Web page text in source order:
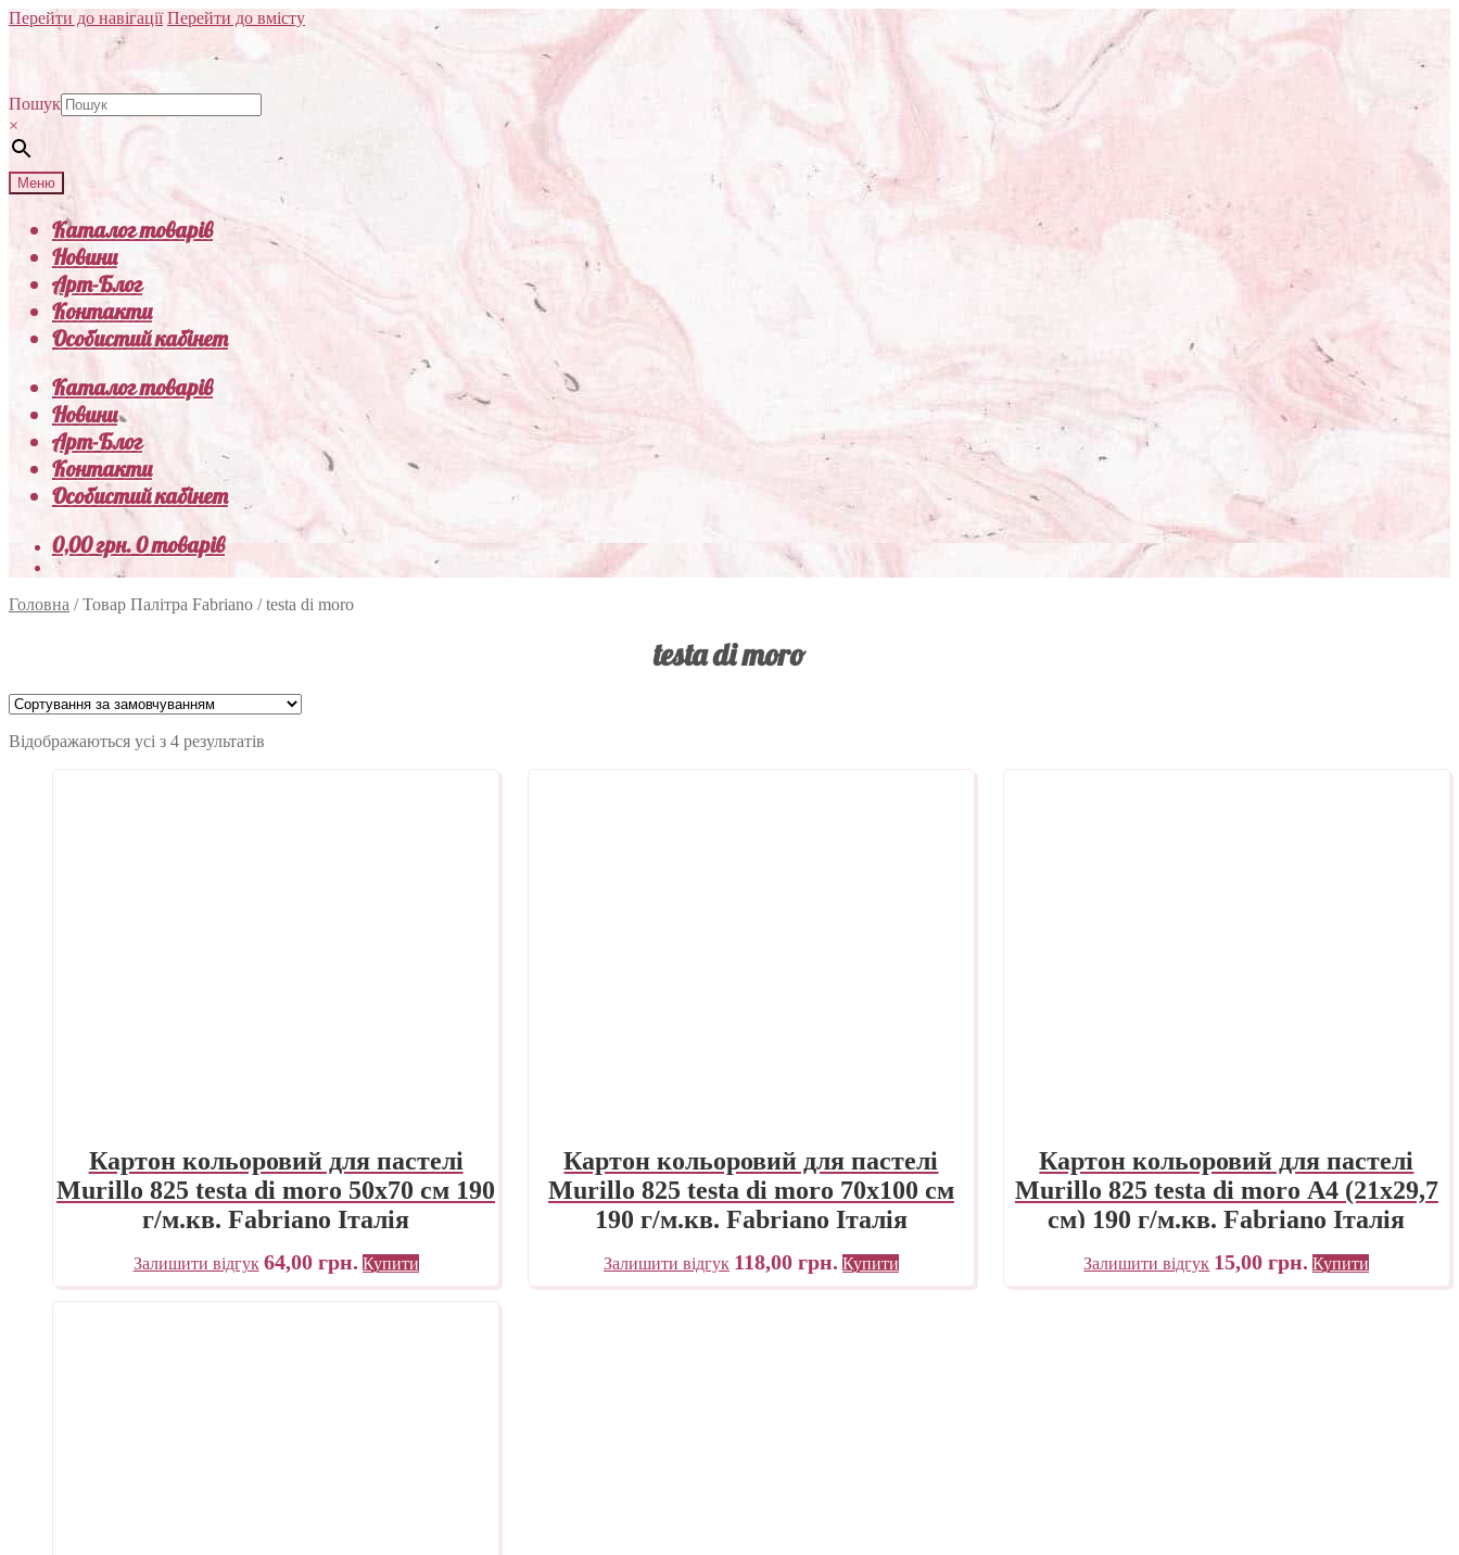
Перейти до навігації Перейти до вмісту
Пошук
×
Меню
Каталог товарів
Новини
Арт-Блог
Контакти
Особистий кабінет
Каталог товарів
Новини
Арт-Блог
Контакти
Особистий кабінет
0,00грн.0 товарів
Головна /Товар Палітра Fabriano /testa di moro
testa di moro
Відображаються усі з 4 результатів
Картон кольоровий для пастелі
Murillo 825 testa di moro 50х70 см 190
г/м.кв. Fabriano Італія
Залишити відгук 64,00 грн. Купити
Картон кольоровий для пастелі
Murillo 825 testa di moro 70х100 см
190 г/м.кв. Fabriano Італія
Залишити відгук 118,00 грн. Купити
Картон кольоровий для пастелі
Murillo 825 testa di moro А4 (21х29,7
см) 190 г/м.кв. Fabriano Італія
Залишити відгук 15,00грн. Купити